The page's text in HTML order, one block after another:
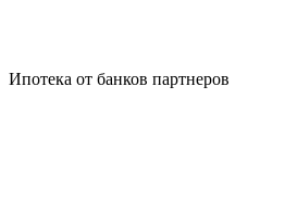
Ипотека от банков партнеров